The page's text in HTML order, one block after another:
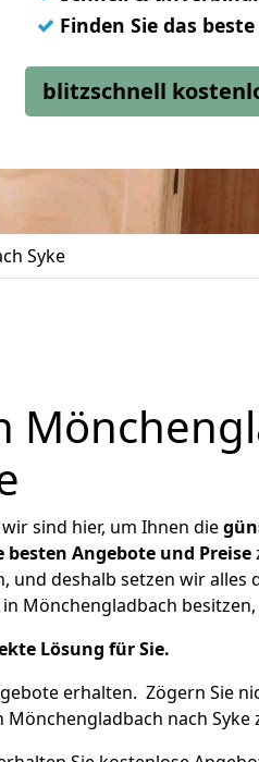
✓ Finden Sie das
blitzschnell
Syke
sind hier, um Ihnen die
besten Angebote und Preise
deshalb setzen wir alles
Mönchengladbach
Lösung für Sie.
erhalten. Zögern Sie
nach Syke